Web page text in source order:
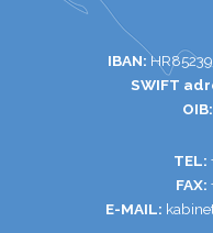
IBAN:
SWIFT
OIB:
TEL:
FAX:
E-MAIL: